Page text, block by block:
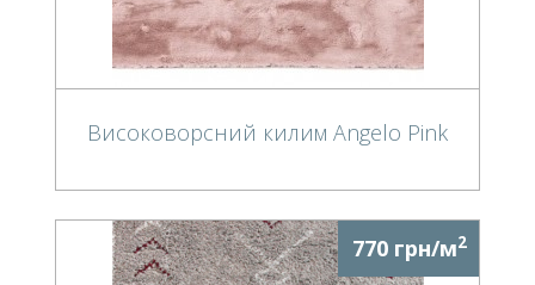
Високоворсний килим Angelo Pink
770 грн/м2